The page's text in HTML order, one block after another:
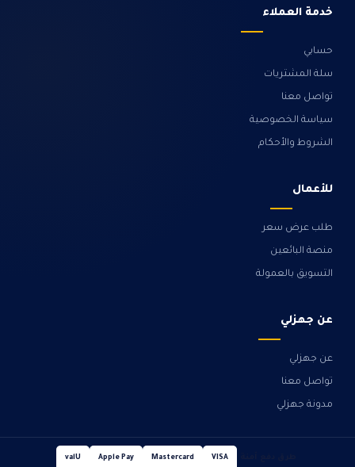
خدمة العملاء
حسابي
سلة المشتريات
تواصل معنا
سياسة الخصوصية
الشروط والأحكام
للأعمال
طلب عرض سعر
منصة البائعين
التسويق بالعمولة
عن جهزلي
عن جهزلي
تواصل معنا
مدونة جهزلي
VISA
Mastercard
Apple Pay
valU